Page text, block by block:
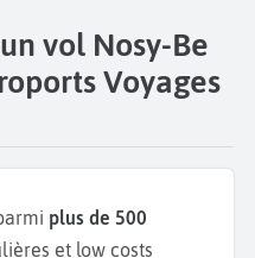
vol Nosy-Be
Voyages
plus de 500
et low costs